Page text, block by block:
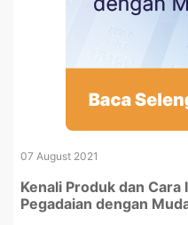
07 August 2021
Kenali Produk dan Cara
Pegadaian dengan